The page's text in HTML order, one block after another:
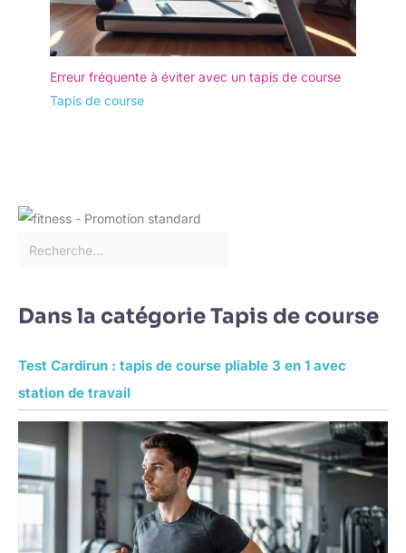
Erreur fréquente à éviter avec un tapis de course
Tapis de course
Dans la catégorie Tapis de course
Test Cardirun : tapis de course pliable 3 en 1 avec
station de travail